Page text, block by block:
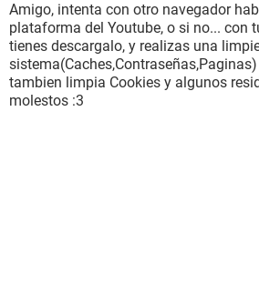
Amigo, intenta con otro navegador
plataforma del Youtube, o si no... con
tienes descargalo, y realizas una
tambien limpia Cookies y algunos
molestos :3